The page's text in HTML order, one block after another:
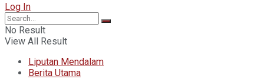
Log In
No Result
View All Result
Liputan Mendalam
Berita Utama